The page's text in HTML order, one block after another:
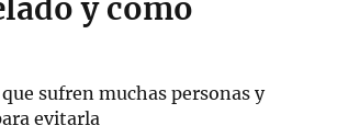
y cómo
sufren muchas personas y
evitarla